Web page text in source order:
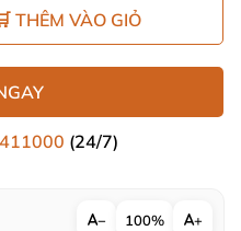
THÊM VÀO GIỎ
(24/7)
− 100% +